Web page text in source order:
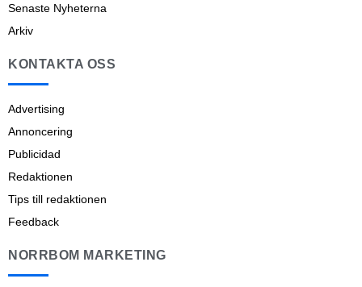
Senaste Nyheterna
Arkiv
KONTAKTA OSS
Advertising
Annoncering
Publicidad
Redaktionen
Tips till redaktionen
Feedback
NORRBOM MARKETING